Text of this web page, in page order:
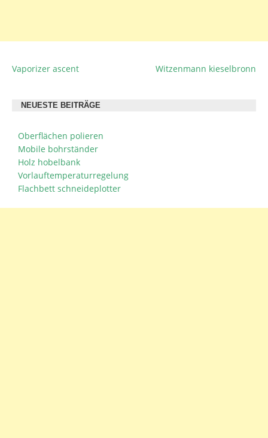
BEITRAGSNAVIGATION
Vaporizer ascent Witzenmann kieselbronn
NEUESTE BEITRÄGE
Oberflächen polieren
Mobile bohrständer
Holz hobelbank
Vorlauftemperaturregelung
Flachbett schneideplotter